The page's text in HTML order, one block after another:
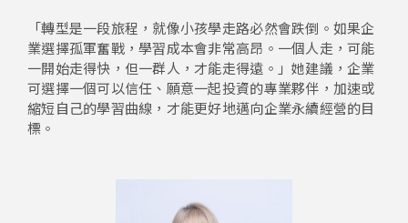
「轉型是一段旅程，就像小孩學走路必然會跌倒。如果企
業選擇孤軍奮戰，學習成本會非常高昂。一個人走，可能
一開始走得快，但一群人，才能走得遠。」她建議，企業
可選擇一個可以信任、願意一起投資的專業夥伴，加速或
縮短自己的學習曲線，才能更好地邁向企業永續經營的目
標。